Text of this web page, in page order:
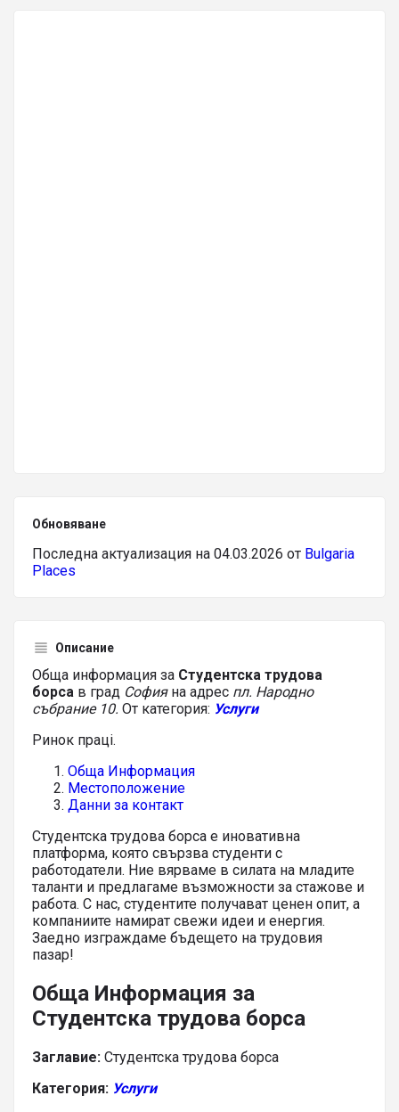
Обновяване
Последна актуализация на 04.03.2026 от Bulgaria
Places
Описание
Обща информация за Студентска трудова
борса в град София на адрес пл. Народно
събрание 10. От категория: Услуги
Ринок праці.
Обща Информация
Местоположение
Данни за контакт
Студентска трудова борса е иновативна
платформа, която свързва студенти с
работодатели. Ние вярваме в силата на младите
таланти и предлагаме възможности за стажове и
работа. С нас, студентите получават ценен опит, а
компаниите намират свежи идеи и енергия.
Заедно изграждаме бъдещето на трудовия
пазар!
Обща Информация за
Студентска трудова борса
Заглавие: Студентска трудова борса
Категория: Услуги